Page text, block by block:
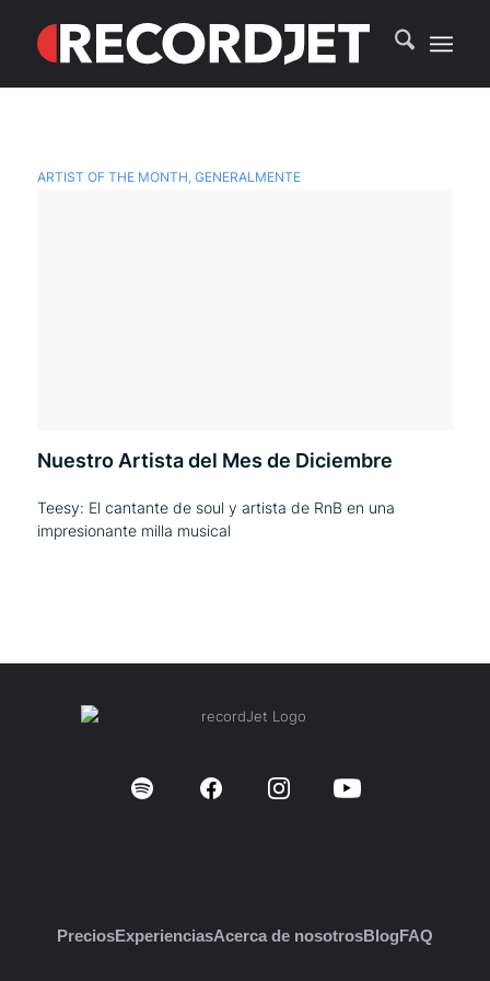
ARTIST OF THE MONTH, GENERALMENTE
Nuestro Artista del Mes de Diciembre
Teesy: El cantante de soul y artista de RnB en una
impresionante milla musical
PreciosExperienciasAcerca de nosotrosBlogFAQ